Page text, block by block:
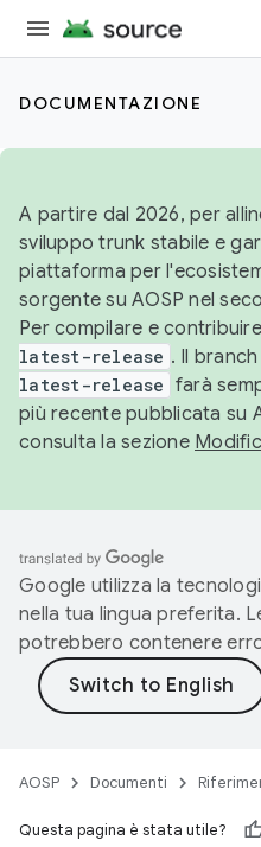
DOCUMENTAZIONE
A partire dal 2026, per
sviluppo trunk stabile e
piattaforma per
sorgente su AOSP nel
Per compilare e
latest-release . Il
latest-release farà
più recente pubblicata su
consulta la sezione
Google utilizza la
nella tua lingua preferita.
potrebbero contenere
AOSP Documenti
Questa pagina è stata utile?